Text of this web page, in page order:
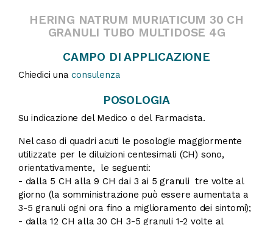
HERING NATRUM MURIATICUM 30 CH
GRANULI TUBO MULTIDOSE 4G
CAMPO DI APPLICAZIONE
Chiedici unaconsulenza
POSOLOGIA
Su indicazione del Medico o del Farmacista.
Nel caso di quadri acuti le posologie maggiormente
utilizzate per le diluizioni centesimali (CH) sono,
orientativamente, le seguenti:
- dalla 5 CH alla 9 CH dai 3 ai 5 granuli tre volte al
giorno (la somministrazione può essere aumentata a
3-5 granuli ogni ora fino a miglioramento dei sintomi);
- dalla 12 CH alla 30 CH 3-5 granuli 1-2 volte al